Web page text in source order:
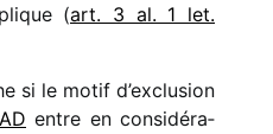
(art. 3 al. 1 let.
si le motif d’exclusion
entre en consi­dé­ra­